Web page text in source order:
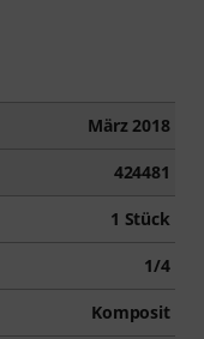
März 2018
424481
1 Stück
1/4
Komposit